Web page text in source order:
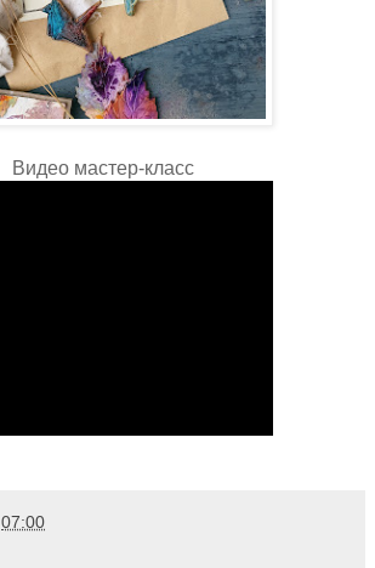
Видео мастер-класс
07:00